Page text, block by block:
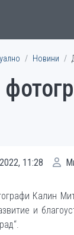
Новини
11:28
Калин
и